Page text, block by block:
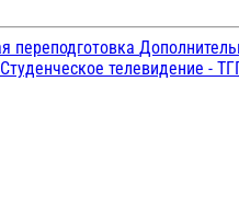
переподготовка
Студенческое телевидение -